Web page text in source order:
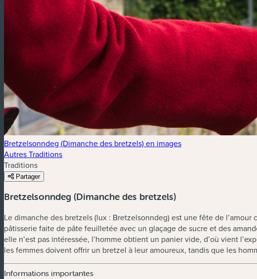
Bretzelsonndeg (Dimanche des bretzels) en images
Autres Traditions
Traditions
Partager
Bretzelsonndeg (Dimanche des bretzels)
Le dimanche des bretzels (lux : Bretzelsonndeg) est une fête de
pâtisserie faite de pâte feuilletée avec un glaçage de sucre et des
elle n’est pas intéressée, l’homme obtient un panier vide, d’où vient
les femmes doivent offrir un bretzel à leur amoureux, tandis que les
Informations importantes